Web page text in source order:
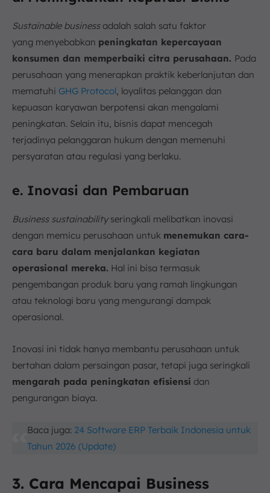
Sustainable businessadalah salah satu faktor
yang menyebabkan peningkatan kepercayaan
konsumen dan memperbaiki citra perusahaan. Pada
perusahaan yang menerapkan praktik keberlanjutan dan
mematuhi GHG Protocol, loyalitas pelanggan dan
kepuasan karyawan berpotensi akan mengalami
peningkatan. Selain itu, bisnis dapat mencegah
terjadinya pelanggaran hukum dengan memenuhi
persyaratan atau regulasi yang berlaku.
e. Inovasi dan Pembaruan
Business sustainabilityseringkali melibatkan inovasi
dengan memicu perusahaan untuk menemukan cara-
cara baru dalam menjalankan kegiatan
operasional mereka. Hal ini bisa termasuk
pengembangan produk baru yang ramah lingkungan
atau teknologi baru yang mengurangi dampak
operasional.
Inovasi ini tidak hanya membantu perusahaan untuk
bertahan dalam persaingan pasar, tetapi juga seringkali
mengarah pada peningkatan efisiensi dan
pengurangan biaya.
Baca juga: 24 Software ERP Terbaik Indonesia untuk
Tahun 2026 (Update)
3. Cara Mencapai Business